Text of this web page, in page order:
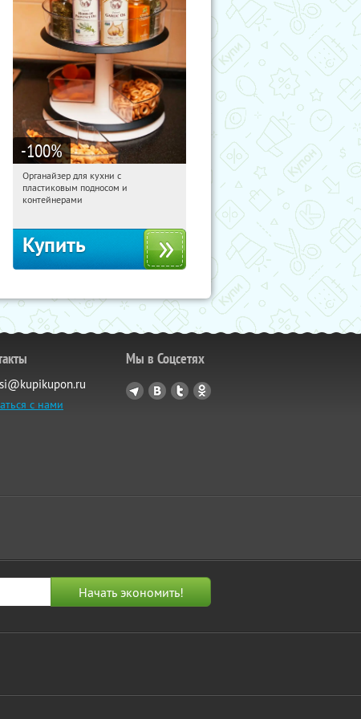
-100%
16:24:32 Получили:
Россия
Органайзер для кухни с
пластиковым подносом и
контейнерами
Купить
с нами
Мы в Соцсетях